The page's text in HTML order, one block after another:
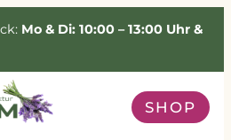
Mo & Di: 10:00 – 13:00 Uhr &
SHOP